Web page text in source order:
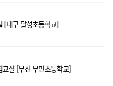
[대구 달성초등학교]
실 [부산 부민초등학교]